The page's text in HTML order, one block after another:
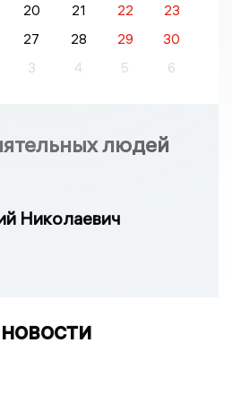
20 21 22
23
27 28 29
30
3 4 5 6
людей
Николаевич